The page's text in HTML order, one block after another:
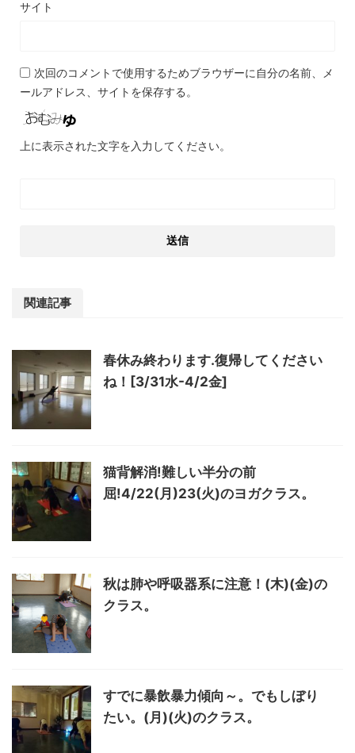
サイト
次回のコメントで使用するためブラウザーに自分の名前、メ
ールアドレス、サイトを保存する。
上に表示された文字を入力してください。
関連記事
春休み終わります.復帰してください
ね！[3/31水-4/2金]
猫背解消!難しい半分の前
屈!4/22(月)23(火)のヨガクラス。
秋は肺や呼吸器系に注意！(木)(金)の
クラス。
すでに暴飲暴力傾向～。でもしぼり
たい。(月)(火)のクラス。